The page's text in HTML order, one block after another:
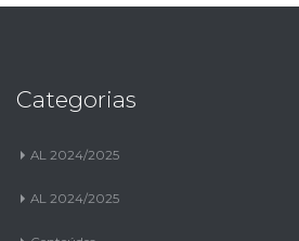
Categorias
AL 2024/2025
AL 2024/2025